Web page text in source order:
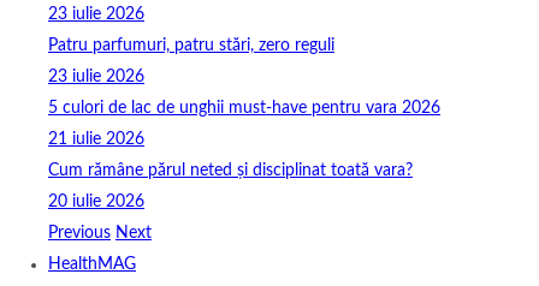
23 iulie 2026
Patru parfumuri, patru stări, zero reguli
23 iulie 2026
5 culori de lac de unghii must‑have pentru vara 2026
21 iulie 2026
Cum rămâne părul neted și disciplinat toată vara?
20 iulie 2026
Previous Next
HealthMAG